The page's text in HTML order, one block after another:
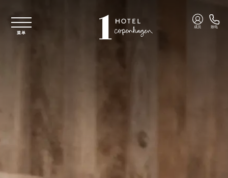
菜单
成员 致电